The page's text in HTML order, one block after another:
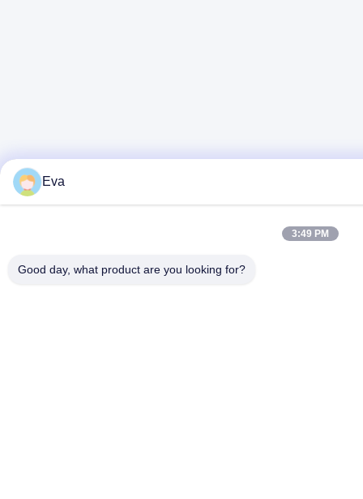
Eva
3:49 PM
Good day, what product are you looking for?